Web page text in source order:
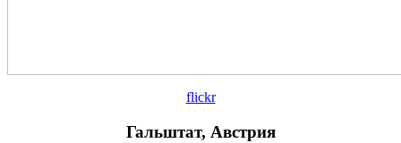
flickr
Гальштат, Австрия